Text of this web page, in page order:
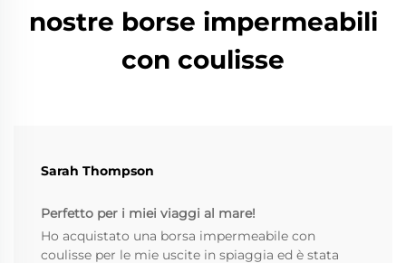
nostre borse impermeabili
con coulisse
Sarah Thompson
Perfetto per i miei viaggi al mare!
Ho acquistato una borsa impermeabile con
coulisse per le mie uscite in spiaggia ed è stata